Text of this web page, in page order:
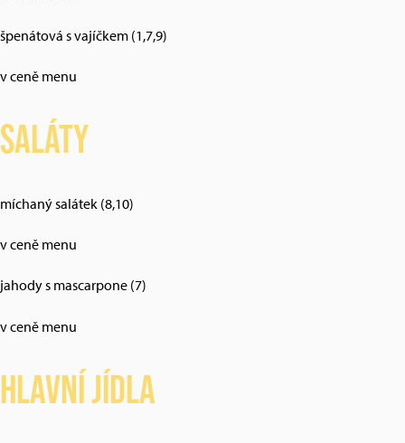
špenátová s vajíčkem (1,7,9)
v ceně menu
Saláty
míchaný salátek (8,10)
v ceně menu
jahody s mascarpone (7)
v ceně menu
Hlavní jídla